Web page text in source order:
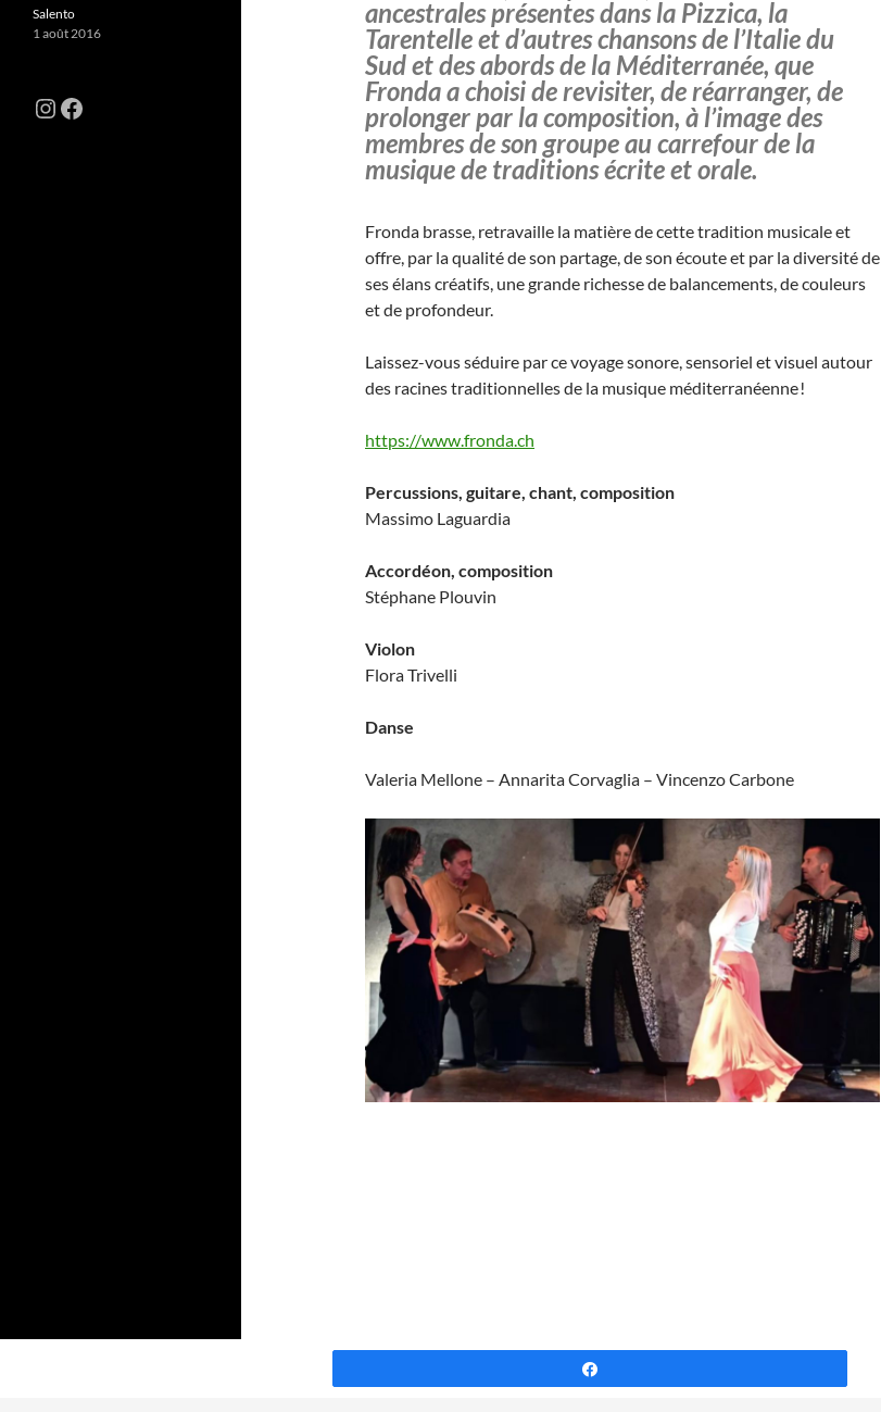
ancestrales présentes dans la Pizzica, la
Tarentelle et d’autres chansons de l’Italie du
Sud et des abords de la Méditerranée, que
Fronda a choisi de revisiter, de réarranger, de
prolonger par la composition, à l’image des
membres de son groupe au carrefour de la
musique de traditions écrite et orale.
Fronda brasse, retravaille la matière de cette tradition musicale et
offre, par la qualité de son partage, de son écoute et par la diversité de
ses élans créatifs, une grande richesse de balancements, de couleurs
et de profondeur.
Laissez-vous séduire par ce voyage sonore, sensoriel et visuel autour
des racines traditionnelles de la musique méditerranéenne !
https://www.fronda.ch
Percussions, guitare, chant, composition
Massimo Laguardia
Accordéon, composition
Stéphane Plouvin
Violon
Flora Trivelli
Danse
Valeria Mellone – Annarita Corvaglia – Vincenzo Carbone
Salento
1 août 2016
Instagram
Facebook